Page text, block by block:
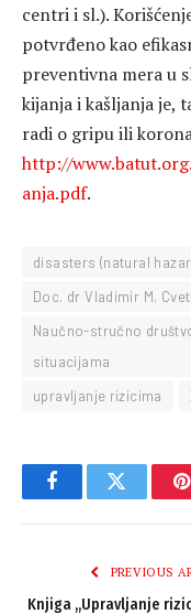
centri i sl.).
potvrđeno kao
preventivna mera u
kijanja i kašljanja je,
radi o gripu ili
http://
anja.pdf.
disasters (natural
Doc. dr Vladimir M.
Naučno-stručno
situacijama
upravljanje rizicima
FacebookTwitter
PREVIOUS
Knjiga ,,Upravljanje